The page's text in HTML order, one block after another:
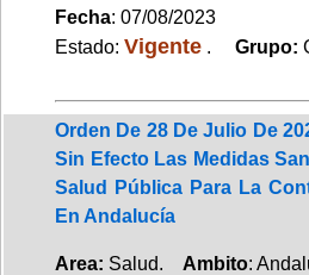
Fecha: 07/08/2023
Estado: Vigente . Grupo:
Orden De 28 De Julio De
Sin Efecto Las Medidas
Salud Pública Para La
En Andalucía
Area: Salud. Ambito: